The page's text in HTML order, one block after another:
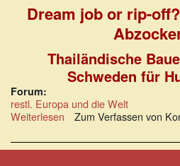
Dream job or rip-
Thailändische
Schweden für
Forum:
restl. Europa und die Welt
Weiterlesen über
Beerenpflücker
aus
Zum Verfassen von